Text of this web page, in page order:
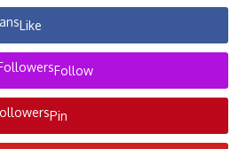
Like
Follow
Pin